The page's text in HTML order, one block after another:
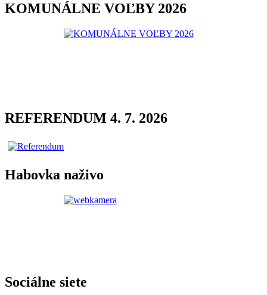
KOMUNÁLNE VOĽBY 2026
REFERENDUM 4. 7. 2026
Habovka naživo
Sociálne siete